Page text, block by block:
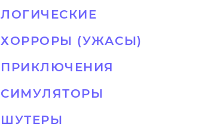
ЛОГИЧЕСКИЕ
ХОРРОРЫ (УЖАСЫ)
ПРИКЛЮЧЕНИЯ
СИМУЛЯТОРЫ
ШУТЕРЫ